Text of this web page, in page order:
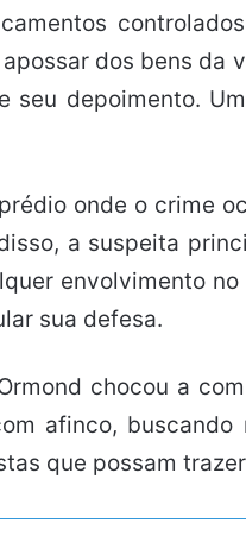
dos bens
seu depoimento.
onde o crime
a suspeita
envolvimento
sua defesa.
chocou a
afinco,
que possam